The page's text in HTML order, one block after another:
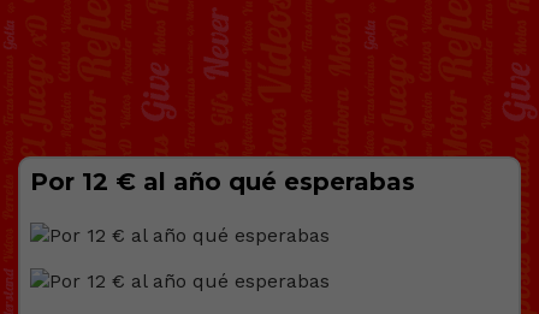
Por 12 € al año qué esperabas